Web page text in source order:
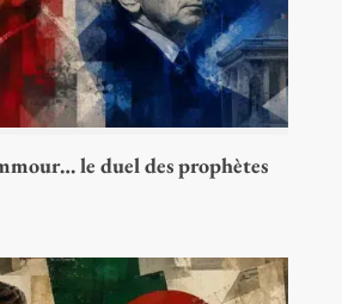
le duel des prophètes